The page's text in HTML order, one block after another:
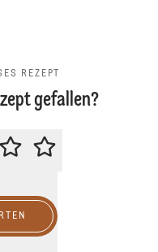
REZEPT
gefallen?
BEWERTE DIESES REZEPT